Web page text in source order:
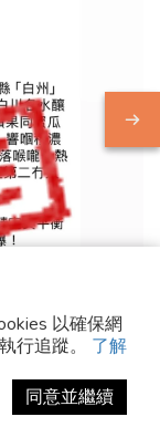
以確保網
行追蹤。 了解
同意並繼續